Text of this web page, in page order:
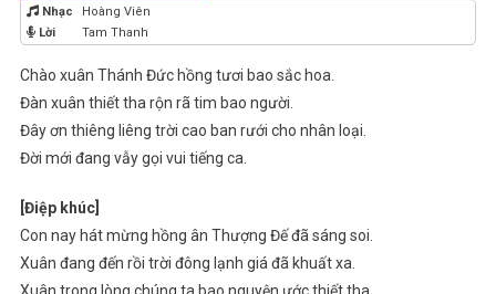
Nhạc
Hoàng Viên
Lời
Tam Thanh
Chào xuân Thánh Đức hồng tươi bao sắc hoa.
Đàn xuân thiết tha rộn rã tim bao người.
Đây ơn thiêng liêng trời cao ban rưới cho nhân loại.
Đời mới đang vẫy gọi vui tiếng ca.
[Điệp khúc]
Con nay hát mừng hồng ân Thượng Đế đã sáng soi.
Xuân đang đến rồi trời đông lạnh giá đã khuất xa.
Xuân trong lòng chúng ta bao nguyện ước thiết tha.